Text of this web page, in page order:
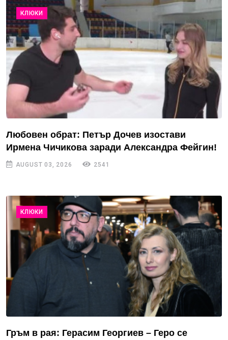
КЛЮКИ
Любовен обрат: Петър Дочев изостави
Ирмена Чичикова заради Александра Фейгин!
AUGUST 03, 2026 2541
КЛЮКИ
Гръм в рая: Герасим Георгиев – Геро се